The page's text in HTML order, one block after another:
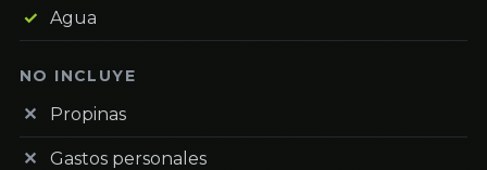
Agua
NO INCLUYE
Propinas
Gastos personales